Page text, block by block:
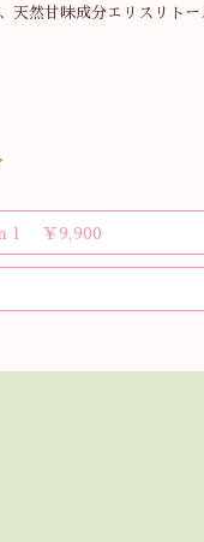
天然甘味成分エリスリト
ｌ ￥9,900